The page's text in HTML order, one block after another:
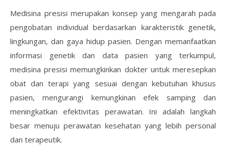
Medisina presisi merupakan konsep yang mengarah pada
pengobatan individual berdasarkan karakteristik genetik,
lingkungan, dan gaya hidup pasien. Dengan memanfaatkan
informasi genetik dan data pasien yang terkumpul,
medisina presisi memungkinkan dokter untuk meresepkan
obat dan terapi yang sesuai dengan kebutuhan khusus
pasien, mengurangi kemungkinan efek samping dan
meningkatkan efektivitas perawatan. Ini adalah langkah
besar menuju perawatan kesehatan yang lebih personal
dan terapeutik.